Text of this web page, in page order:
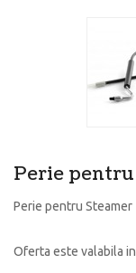
Perie
Perie pentru Steamer
Oferta este valabila